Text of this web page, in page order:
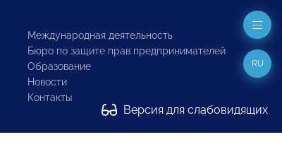
Международная деятельность
Бюро по защите прав предпринимателей
Образование
Новости
Контакты
Версия для слабовидящих
RU